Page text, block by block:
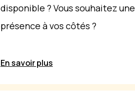
disponible ? Vous souhaitez une
présence à vos côtés ?
En savoir plus